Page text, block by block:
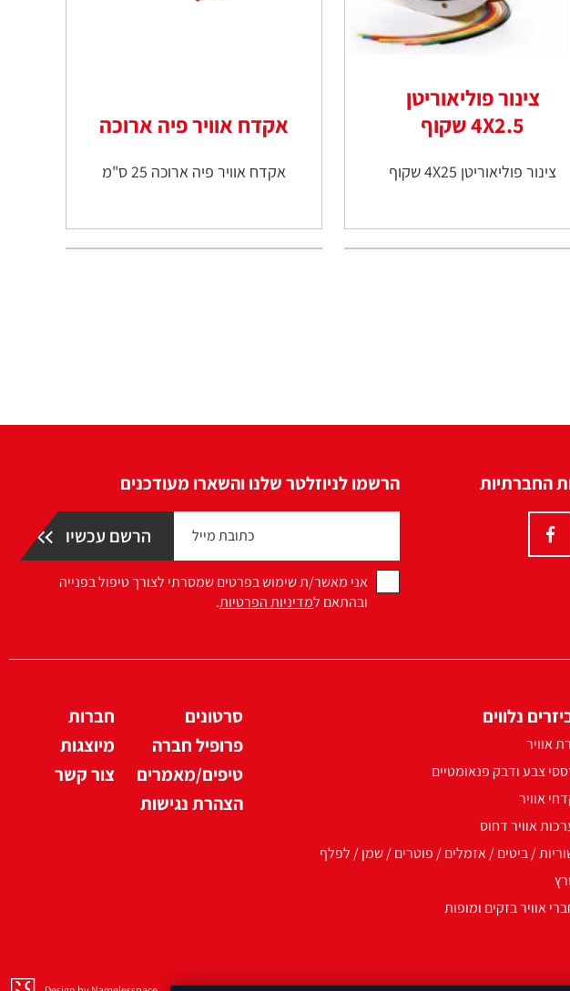
צינור פוליאוריטן
4X2.5 שקוף
צינור פוליאוריטן 4X25 שקוף
אקדח אוויר פיה ארוכה
אקדח אוויר פיה ארוכה 25 ס"מ
החברתיות הרשמו לניוזלטר שלנו והשארו מעודכנים
אני מאשר/ת שימוש בפרטים שמסרתי לצורך טיפול בפנייה
ובהתאם למדיניות הפרטיות.
נלווים
אוויר
צבע ודבק פנאומטיים
אוויר
אוויר דחוס
/ ביטים / אזמלים / פוטרים / שמן / לפלף
אוויר בזקים ומופות
סרטונים
פרופיל חברה
טיפים/מאמרים
הצהרת נגישות
חברות
מיוצגות
צור קשר